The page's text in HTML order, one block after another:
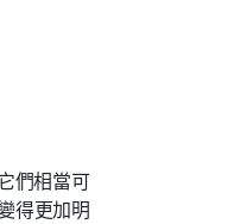
們相當可
得更加明